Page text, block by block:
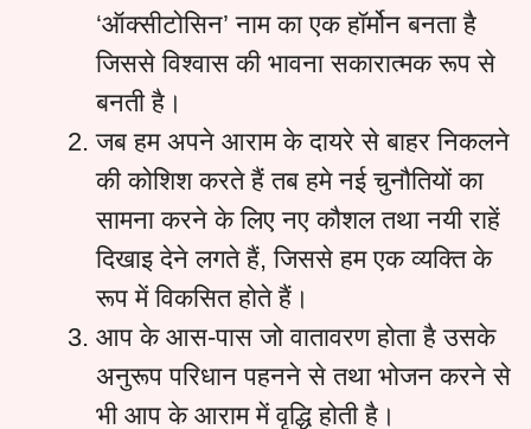
‘ऑक्सीटोसिन’ नाम का एक हॉर्मोन बनता है
जिससे विश्वास की भावना सकारात्मक रूप से
बनती है।
जब हम अपने आराम के दायरे से बाहर निकलने
की कोशिश करते हैं तब हमे नई चुनौतियों का
सामना करने के लिए नए कौशल तथा नयी राहें
दिखाइ देने लगते हैं, जिससे हम एक व्यक्ति के
रूप में विकसित होते हैं।
आप के आस-पास जो वातावरण होता है उसके
अनुरूप परिधान पहनने से तथा भोजन करने से
भी आप के आराम में वृद्धि होती है।